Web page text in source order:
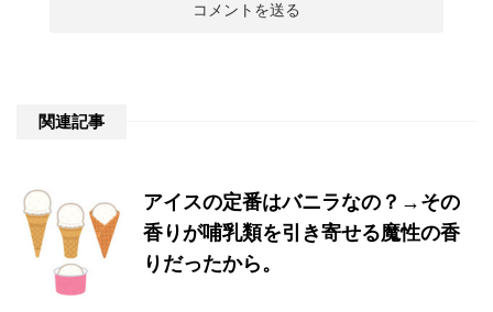
関連記事
アイスの定番はバニラなの？→その
香りが哺乳類を引き寄せる魔性の香
りだったから。